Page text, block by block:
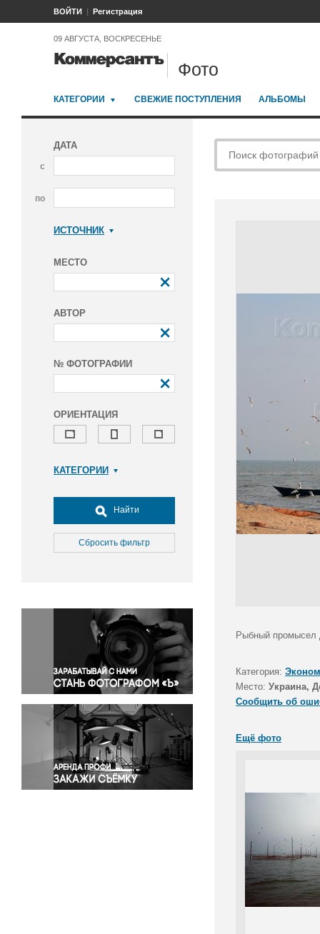
ВОЙТИ Регистрация
09 АВГУСТА, ВОСКРЕСЕНЬЕ
Фото
КАТЕГОРИИ СВЕЖИЕ ПОСТУПЛЕНИЯ АЛЬБОМЫ
ДАТА
с
по
ИСТОЧНИК
МЕСТО
АВТОР
№ ФОТОГРАФИИ
ОРИЕНТАЦИЯ
КАТЕГОРИИ
Досуг, туризм и отдых
Культура
Медицина
Окружающая среда
Политика
Правосудие
Происшествия и конфликты
Религия
Светская жизнь
Спорт
Экология
Экономика и бизнес
Найти
Сбросить фильтр
Рыбный промысел
Категория:
Место: Украина,
Сообщить об
Ещё фото